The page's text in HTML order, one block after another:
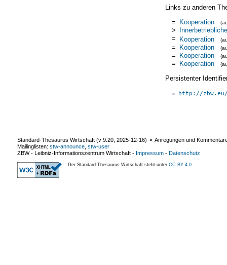
Links zu anderen
= Kooperation
>
= Kooperation
= Kooperation
= Kooperation
= Kooperation
Persistenter
http://
Standard-Thesaurus Wirtschaft (v 9.20 2025-12-16) ▪ Anregungen und
Mailinglisten: stw-announce stw-user
ZBW - Leibniz-Informationszentrum Wirtschaft - Impressum - Datenschutz
Der Standard-Thesaurus Wirtschaft steht unter CC BY 4.0